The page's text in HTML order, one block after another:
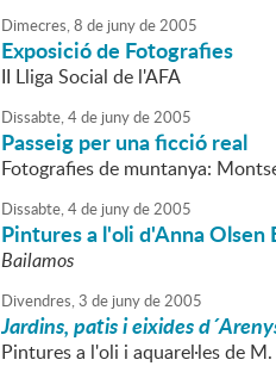
Dimecres,8 de junyde2005
Exposició de Fotografies
II Lliga Social de l'AFA
Dissabte,4de junyde2005
Passeig per una ficció real
Fotografies de muntanya:
Dissabte,4de junyde2005
Pintures a l'oli d'Anna Olsen
Bailamos
Divendres,3 de junyde2005
Jardins, patis i eixides
Pintures a l'oli i aquarel·les de